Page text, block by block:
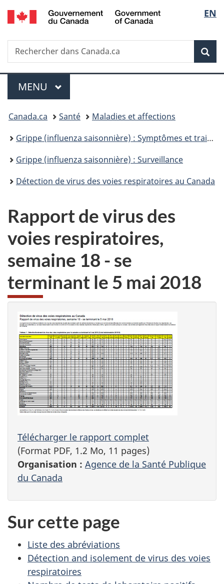
Passer
au
principal
Passer
à
Au
du
Passer
à
version
simplifiée
de
la
EN
Recherche
Rechercher
dans
Menu
MENU PRINCIPAL
Vous
êtes
ici :
Canada.ca Santé
Maladies et affections
Grippe (influenza saisonnière) : Symptômes et traitement
Grippe (influenza saisonnière) : Surveillance
Détection de virus des voies respiratoires au Canada
Rapport de virus des
voies respiratoires,
semaine 18 - se
terminant le 5 mai 2018
Télécharger le rapport complet
(Format PDF, 1.2 Mo, 11 pages)
Organisation : Agence de la Santé Publique
du Canada
Sur cette page
Liste des abréviations
Détection and isolement de virus des voies
respiratoires